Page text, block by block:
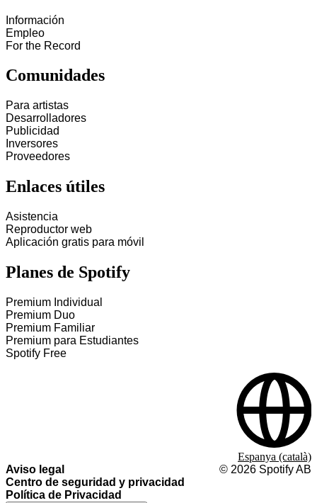
Información
Empleo
For the Record
Comunidades
Para artistas
Desarrolladores
Publicidad
Inversores
Proveedores
Enlaces útiles
Asistencia
Reproductor web
Aplicación gratis para móvil
Planes de Spotify
Premium Individual
Premium Duo
Premium Familiar
Premium para Estudiantes
Spotify Free
Aviso legal
Centro de seguridad y privacidad
Política de Privacidad
© 2026 Spotify AB
Espanya (català)